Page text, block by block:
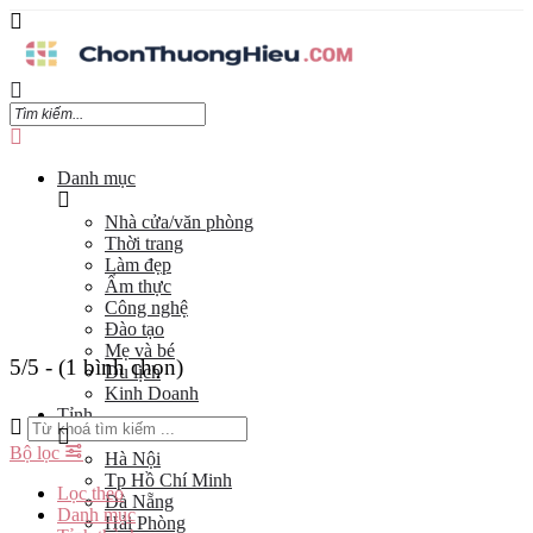
Danh mục
Nhà cửa/văn phòng
Thời trang
Làm đẹp
Ẩm thực
Công nghệ
Đào tạo
Mẹ và bé
Du lịch
Kinh Doanh
Tỉnh
Hà Nội
Tp Hồ Chí Minh
Đà Nẵng
Hải Phòng
5/5 - (1 bình chọn)
Bộ lọc
Lọc theo
Danh mục